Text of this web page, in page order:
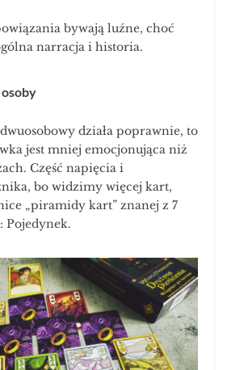
bywają luźne, choć
narracja i historia.
działa poprawnie, to
jest mniej emocjonująca niż
Część napięcia i
bo widzimy więcej kart,
„piramidy kart” znanej z 7
Pojedynek.